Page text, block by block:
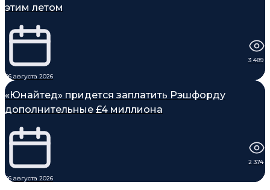
этим летом
06 августа 2026
3 489
«Юнайтед» придется заплатить Рэшфорду
дополнительные £4 миллиона
06 августа 2026
2 374